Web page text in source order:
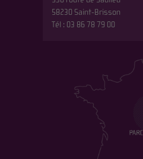
58230 Saint-Brisson
Tél : 03 86 78 79 00